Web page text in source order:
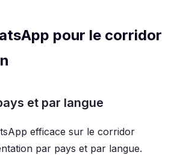
pour le corridor
et par langue
efficace sur le corridor
par pays et par langue.